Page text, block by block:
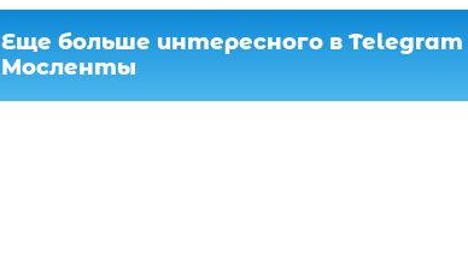
Еще больше интересного в Telegram
Мосленты